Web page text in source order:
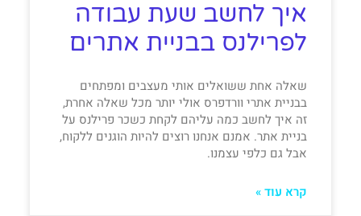
איך לחשב שעת עבודה
לפרילנס בבניית אתרים
שאלה אחת ששואלים אותי מעצבים ומפתחים
בבניית אתרי וורדפרס אולי יותר מכל שאלה אחרת,
זה איך לחשב כמה עליהם לקחת כשכר פרילנס על
בניית אתר. אמנם אנחנו רוצים להיות הוגנים ללקוח,
אבל גם כלפי עצמנו.
קרא עוד »